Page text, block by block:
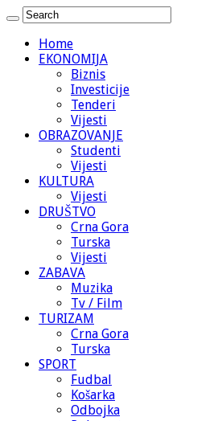
Home
EKONOMIJA
Biznis
Investicije
Tenderi
Vijesti
OBRAZOVANJE
Studenti
Vijesti
KULTURA
Vijesti
DRUŠTVO
Crna Gora
Turska
Vijesti
ZABAVA
Muzika
Tv / Film
TURIZAM
Crna Gora
Turska
SPORT
Fudbal
Košarka
Odbojka